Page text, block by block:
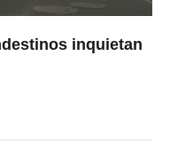
inquietan